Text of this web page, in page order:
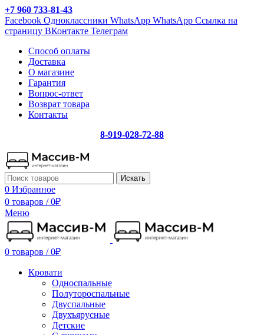
+7 960 733-81-43
Facebook Одноклассники WhatsApp WhatsApp Ссылка на
страницу ВКонтакте Телеграм
Способ оплаты
Доставка
О магазине
Гарантия
Вопрос-ответ
Возврат товара
Контакты
8-919-028-72-88
Искать
0 Избранное
0 товаров / 0₽
Меню
0 товаров / 0₽
Кровати
Односпальные
Полутороспальные
Двуспальные
Двухъярусные
Детские